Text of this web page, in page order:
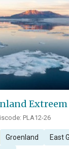
Extreem
PLA12-26
Groenland East